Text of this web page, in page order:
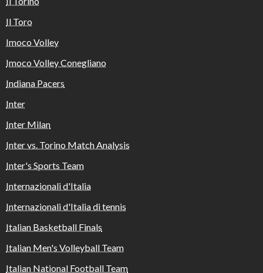
Il Toro
Imoco Volley
Imoco Volley Conegliano
Indiana Pacers
Inter
Inter Milan
Inter vs. Torino Match Analysis
Inter's Sports Team
Internazionali d'Italia
Internazionali d'Italia di tennis
Italian Basketball Finals
Italian Men's Volleyball Team
Italian National Football Team